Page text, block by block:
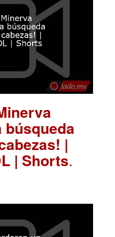
búsqueda
|
| Shorts.